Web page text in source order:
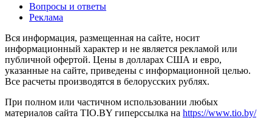
Вопросы и ответы
Реклама
Вся информация, размещенная на сайте, носит
информационный характер и не является рекламой или
публичной офертой. Цены в долларах США и евро,
указанные на сайте, приведены с информационной целью.
Все расчеты производятся в белорусских рублях.
При полном или частичном использовании любых
материалов сайта TIO.BY гиперссылка на https://www.tio.by/